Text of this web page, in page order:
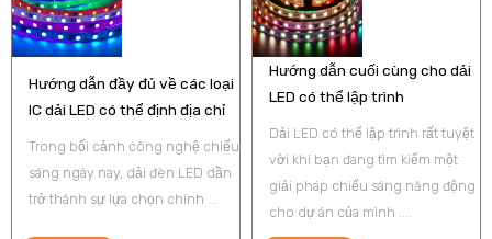
Hướng dẫn đầy đủ về các loại
IC dải LED có thể định địa chỉ
Trong bối cảnh công nghệ chiếu
sáng ngày nay, dải đèn LED dần
trở thành sự lựa chọn chính ...
Hướng dẫn cuối cùng cho dải
LED có thể lập trình
Dải LED có thể lập trình rất tuyệt
vời khi bạn đang tìm kiếm một
giải pháp chiếu sáng năng động
cho dự án của mình ....